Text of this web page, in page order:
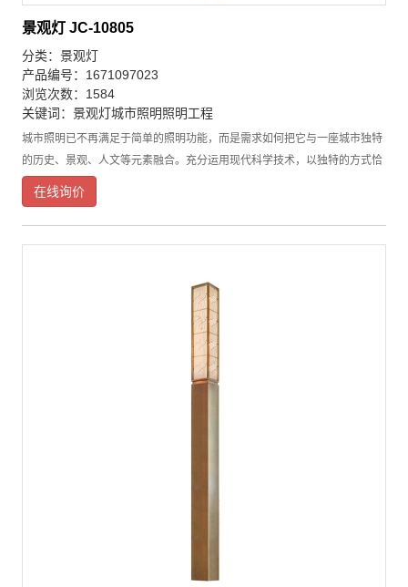
景观灯 JC-10805
分类： 景观灯
产品编号：1671097023
浏览次数：1584
关键词： 景观灯城市照明照明工程
城市照明已不再满足于简单的照明功能，而是需求如何把它与一座城市独特
的历史、景观、人文等元素融合。充分运用现代科学技术，以独特的方式恰
当地表现优良的地域文化和先进的现代文化，景观灯在满足照明需求的同
时，以独特的方式向世人诠释城市丰富的文化内涵
在线询价